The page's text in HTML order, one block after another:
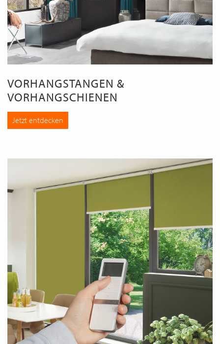
VORHANGSTANGEN &
VORHANGSCHIENEN
Jetzt entdecken